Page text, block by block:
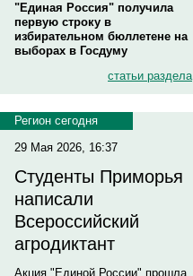
"Единая Россия" получила
первую строку в
избирательном бюллетене на
выборах в Госдуму
статьи раздела
Регион сегодня
29 Мая 2026, 16:37
Студенты Приморья
написали
Всероссийский
агродиктант
Акция "Единой России" прошла